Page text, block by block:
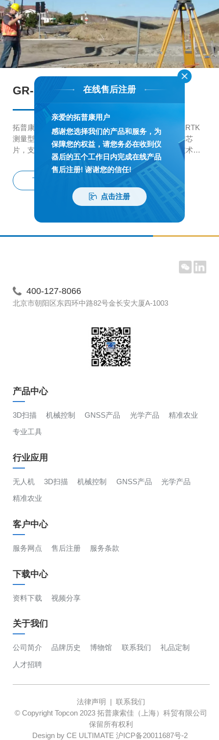
GR-5解决方案
拓普康GR-5 GNSS接收机是目前业界最高水准的一款RTK
测量型接收机。它集成了最新的专利技术VanguardTM芯
片，支持多星座系统的226个超级通用通道，该专利技术确
保226通道中的任意通道可以跟踪任意卫星系统内的任意一
颗卫星的任意一个频段的信号。
了解详情
400-127-8066
北京市朝阳区东四环中路82号金长安大厦A-1003
产品中心
3D扫描 机械控制 GNSS产品 光学产品 精准农业
专业工具
行业应用
无人机 3D扫描 机械控制 GNSS产品 光学产品
精准农业
客户中心
服务网点 售后注册 服务条款
下载中心
资料下载 视频分享
关于我们
公司简介 品牌历史 博物馆 联系我们 礼品定制
人才招聘
法律声明 | 联系我们
© Copyright Topcon 2023 拓普康索佳（上海）科贸有限公司
保留所有权利
Design by CE ULTIMATE 沪ICP备20011687号-2
在线售后注册
亲爱的拓普康用户
感谢您选择我们的产品和服务，为
保障您的权益，请您务必在收到仪
器后的五个工作日内完成在线产品
售后注册! 谢谢您的信任!
点击注册